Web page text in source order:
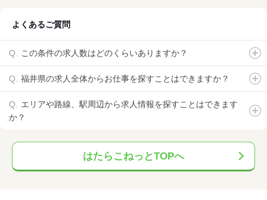
よくあるご質問
この条件の求人数はどのくらいありますか？
福井県の求人全体からお仕事を探すことはできますか？
エリアや路線、駅周辺から求人情報を探すことはできます
か？
はたらこねっとTOPへ